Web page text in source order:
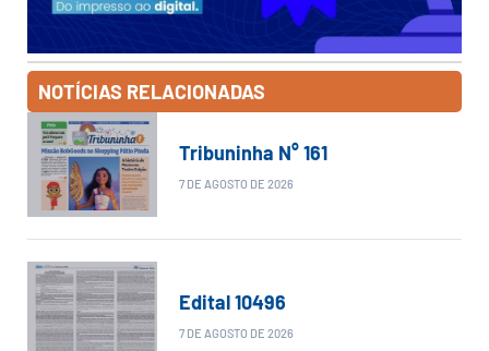
NOTÍCIAS RELACIONADAS
Tribuninha N° 161
7 DE AGOSTO DE 2026
Edital 10496
7 DE AGOSTO DE 2026